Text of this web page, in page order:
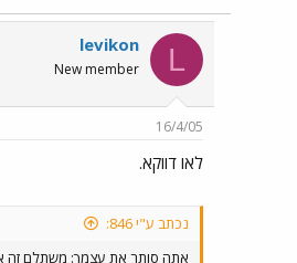
L
levikon
New member
16/4/05
לאו דווקא.
נכתב ע"י 846:
אתה סותר את עצמך: משתלם זה